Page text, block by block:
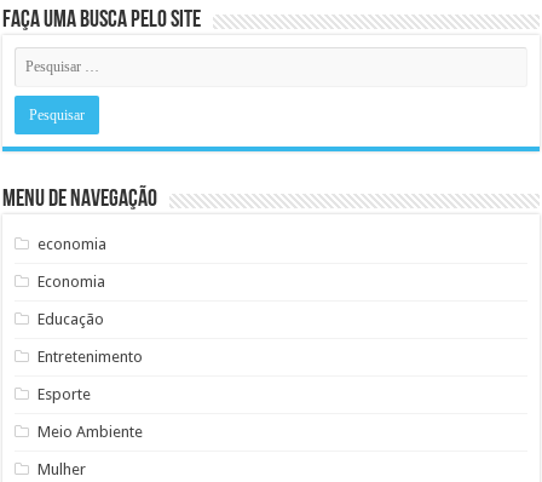
Faça uma busca pelo Site
Menu de Navegação
economia
Economia
Educação
Entretenimento
Esporte
Meio Ambiente
Mulher